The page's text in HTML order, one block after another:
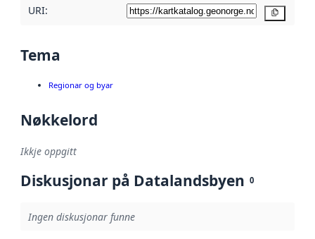
URI:
Tema
Regionar og byar
Nøkkelord
Ikkje oppgitt
Diskusjonar på Datalandsbyen 0
Ingen diskusjonar funne